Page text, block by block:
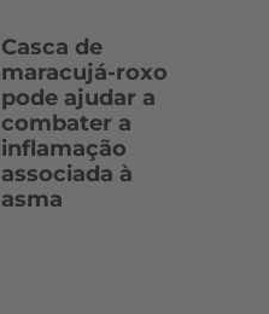
Casca de
maracujá-roxo
pode ajudar a
combater a
inflamação
associada à
asma